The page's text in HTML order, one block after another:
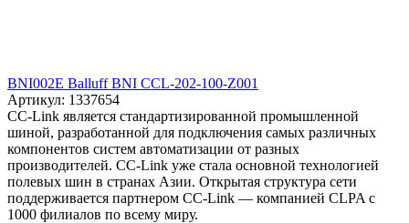
BNI002E Balluff BNI CCL-202-100-Z001
Артикул: 1337654
CC-Link является стандартизированной промышленной
шиной, разработанной для подключения самых различных
компонентов систем автоматизации от разных
производителей. CC-Link уже стала основной технологией
полевых шин в странах Азии. Открытая структура сети
поддерживается партнером CC-Link — компанией CLPA с
1000 филиалов по всему миру.